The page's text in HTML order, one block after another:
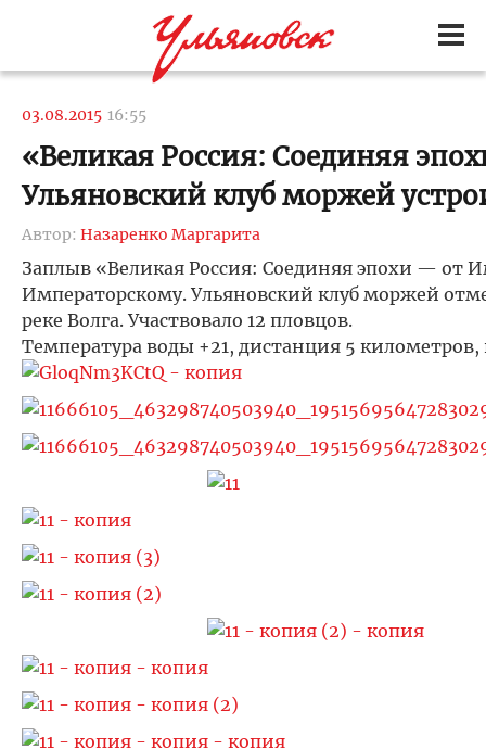
03.08.2015 16:55
«Великая Россия: Соединяя
Ульяновский клуб моржей
Автор: Назаренко Маргарита
Заплыв «Великая Россия: Соединяя эпохи — от
Императорскому. Ульяновский клуб моржей
реке Волга. Участвовало 12 пловцов.
Температура воды +21, дистанция 5